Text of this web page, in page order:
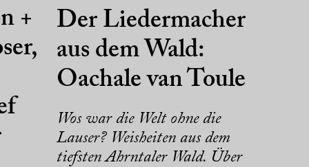
+
Der Liedermacher
aus dem Wald:
Oachale van Toule
Wos war die Welt ohne die
Lauser? Weisheiten aus dem
tiefsten Ahrntaler Wald. Über